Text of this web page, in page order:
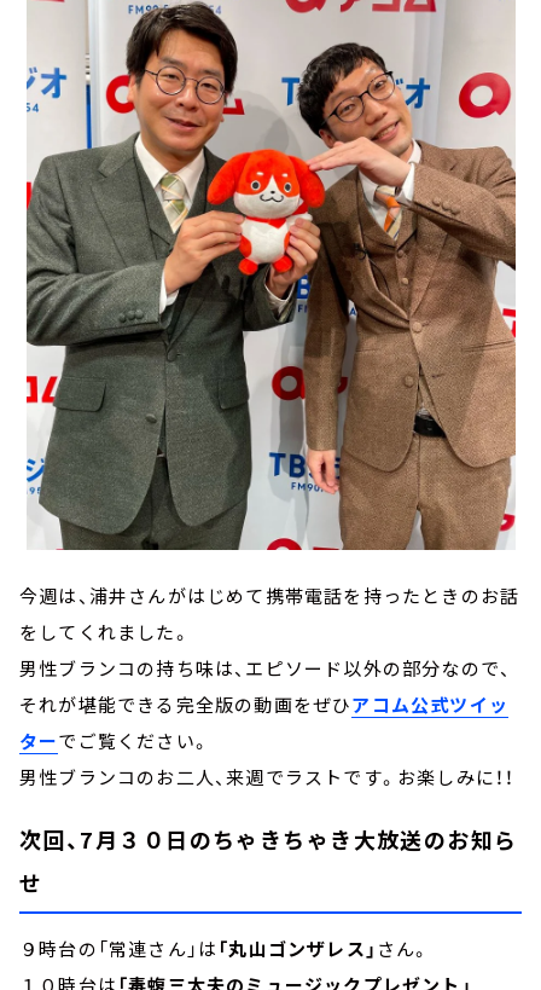
今週は、浦井さんがはじめて携帯電話を持ったときのお話
をしてくれました。
男性ブランコの持ち味は、エピソード以外の部分なので、
それが堪能できる完全版の動画をぜひアコム公式ツイッ
ターでご覧ください。
男性ブランコのお二人、来週でラストです。お楽しみに！！
次回、7月３０日のちゃきちゃき大放送のお知ら
せ
９時台の「常連さん」は 「丸山ゴンザレス」 さん。
１０時台は 「毒蝮三太夫のミュージックプレゼント」